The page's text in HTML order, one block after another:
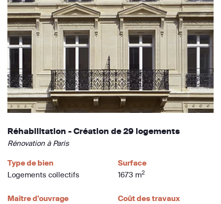
Réhabilitation - Création de 29 logements
Rénovation à Paris
Type de bien
Logements collectifs
Surface
1673 m2
Maître d'ouvrage
Coût des travaux